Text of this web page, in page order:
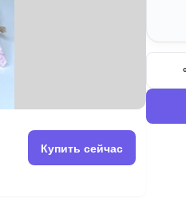
Купить сейчас